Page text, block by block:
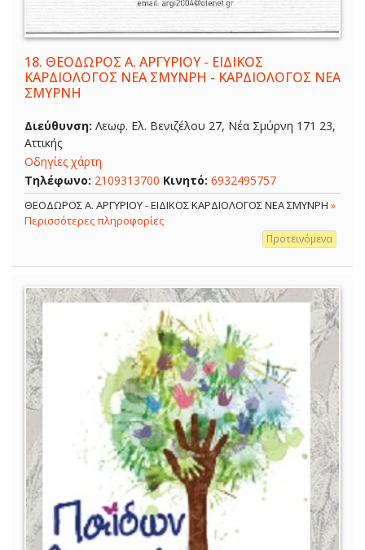
18. ΘΕΟΔΩΡΟΣ Α. ΑΡΓΥΡΙΟΥ - ΕΙΔΙΚΟΣ
ΚΑΡΔΙΟΛΟΓΟΣ ΝΕΑ ΣΜΥΝΡΗ - ΚΑΡΔΙΟΛΟΓΟΣ ΝΕΑ
ΣΜΥΡΝΗ
Διεύθυνση: Λεωφ. Ελ. Βενιζέλου 27, Νέα Σμύρνη 171 23,
Αττικής
Οδηγίες χάρτη
Τηλέφωνο: 2109313700 Κινητό: 6932495757
ΘΕΟΔΩΡΟΣ Α. ΑΡΓΥΡΙΟΥ - ΕΙΔΙΚΟΣ ΚΑΡΔΙΟΛΟΓΟΣ ΝΕΑ ΣΜΥΝΡΗ »
Περισσότερες πληροφορίες
Προτεινόμενα